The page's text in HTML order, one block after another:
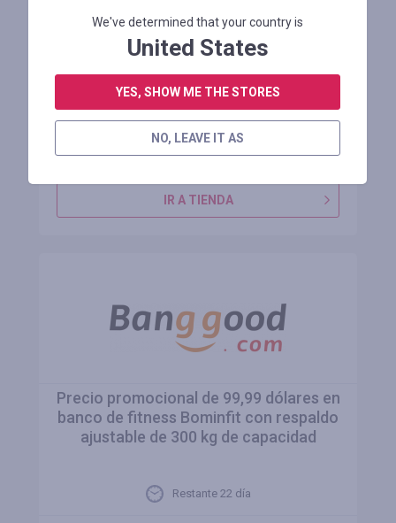
Código de descuento del 5%, ahorro
máximo de 20$
Restante 9 meses
INICIE SESIÓN PARA VER EL CÓDIGO PROMOCIONAL
IR A TIENDA
Precio promocional de 99,99 dólares en
banco de fitness Bominfit con respaldo
ajustable de 300 kg de capacidad
Restante 22 día
We've determined that your country is
United States
YES, SHOW ME THE STORES
NO, LEAVE IT AS